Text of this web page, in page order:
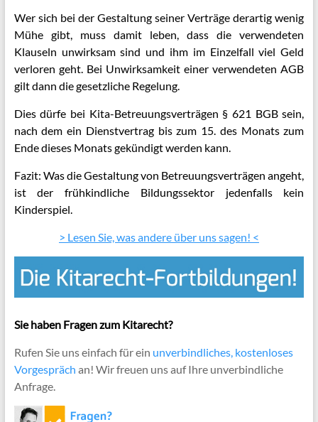
Wer sich bei der Gestaltung seiner Verträge derartig wenig
Mühe gibt, muss damit leben, dass die verwendeten
Klauseln unwirksam sind und ihm im Einzelfall viel Geld
verloren geht. Bei Unwirksamkeit einer verwendeten AGB
gilt dann die gesetzliche Regelung.
Dies dürfe bei Kita-Betreuungsverträgen § 621 BGB sein,
nach dem ein Dienstvertrag bis zum 15. des Monats zum
Ende dieses Monats gekündigt werden kann.
Fazit: Was die Gestaltung von Betreuungsverträgen angeht,
ist der frühkindliche Bildungssektor jedenfalls kein
Kinderspiel.
> Lesen Sie, was andere über uns sagen! <
Sie haben Fragen zum Kitarecht?
Rufen Sie uns einfach für ein unverbindliches, kostenloses
Vorgespräch an! Wir freuen uns auf Ihre unverbindliche
Anfrage.